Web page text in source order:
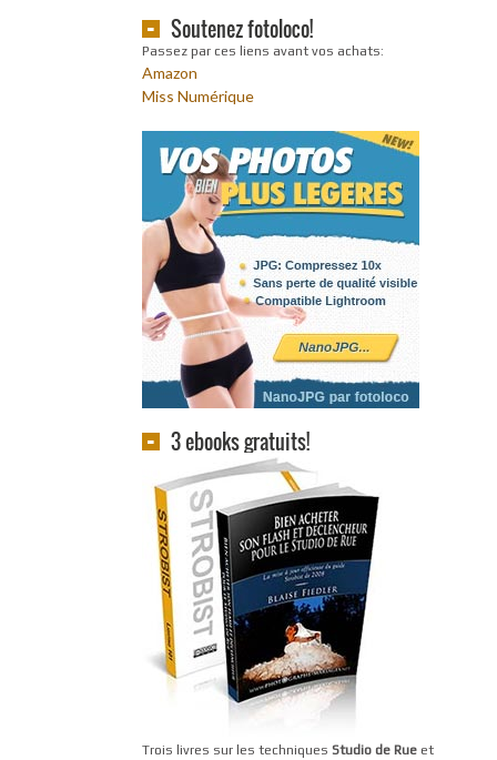
Soutenez fotoloco!
Passez par ces liens avant vos achats:
Amazon
Miss Numérique
3 ebooks gratuits!
Trois livres sur les techniques Studio de Rue et